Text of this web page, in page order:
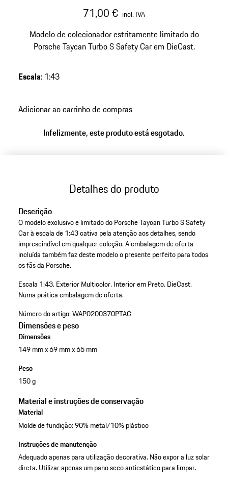
71,00 € incl. IVA
Modelo de colecionador estritamente limitado do
Porsche Taycan Turbo S Safety Car em DieCast.
Escala: 1:43
Adicionar ao carrinho de compras
Infelizmente, este produto está esgotado.
Detalhes do produto
Descrição
O modelo exclusivo e limitado do Porsche Taycan Turbo S Safety
Car à escala de 1:43 cativa pela atenção aos detalhes, sendo
imprescindível em qualquer coleção. A embalagem de oferta
incluída também faz deste modelo o presente perfeito para todos
os fãs da Porsche.
Escala 1:43.Exterior Multicolor.Interior em Preto.DieCast.
Numa prática embalagem de oferta.
Número do artigo:WAP0200370PTAC
Dimensões e peso
Dimensões
149 mm x 69 mm x 65 mm
Peso
150 g
Material e instruções de conservação
Material
Molde de fundição: 90% metal/10% plástico
Instruções de manutenção
Adequado apenas para utilização decorativa. Não expor a luz solar
direta. Utilizar apenas um pano seco antiestático para limpar.